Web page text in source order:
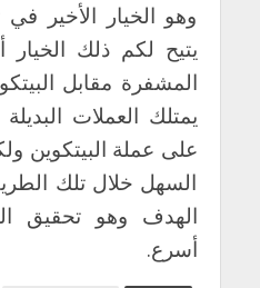
وهو الخيار الأخير
يتيح لكم ذلك الخيار
المشفرة مقابل
يمتلك العملات
على عملة البيتكوين
السهل خلال تلك
الهدف وهو تحقيق
أسرع.